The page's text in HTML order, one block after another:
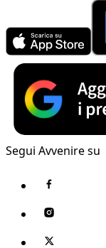
Segui Avvenire su